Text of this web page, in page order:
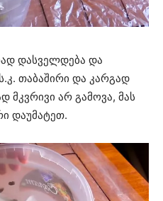
დასველდება და
თაბაშირი და კარგად
მკვრივი არ გამოვა, მას
დაუმატეთ.